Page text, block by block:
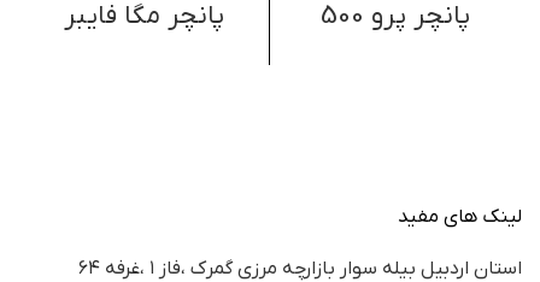
پانچر پرو 500
پانچر مگا فایبر
لینک های مفید
استان اردبيل بيله سوار بازارچه مرزي گمرك ،فاز ١ ،غرفه ٦٤